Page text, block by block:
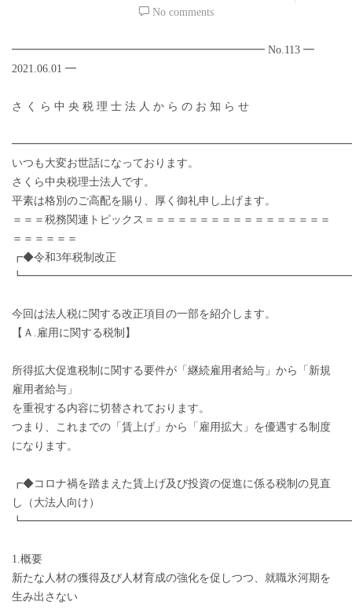
No comments
━━━━━━━━━━━━━━━━━━━━━━━ No.113 ━
2021.06.01 ━
さ く ら 中 央 税 理 士 法 人 か ら の お 知 ら せ
いつも大変お世話になっております。
さくら中央税理士法人です。
平素は格別のご高配を賜り、厚く御礼申し上げます。
＝＝＝税務関連トピックス＝＝＝＝＝＝＝＝＝＝＝＝＝＝＝＝＝
＝＝＝＝＝＝
┏◆令和3年税制改正
今回は法人税に関する改正項目の一部を紹介します。
【Ａ.雇用に関する税制】
所得拡大促進税制に関する要件が「継続雇用者給与」から「新規
雇用者給与」
を重視する内容に切替されております。
つまり、これまでの「賃上げ」から「雇用拡大」を優遇する制度
になります。
┏◆コロナ禍を踏まえた賃上げ及び投資の促進に係る税制の見直
し（大法人向け）
1.概要
新たな人材の獲得及び人材育成の強化を促しつつ、就職氷河期を
生み出さない